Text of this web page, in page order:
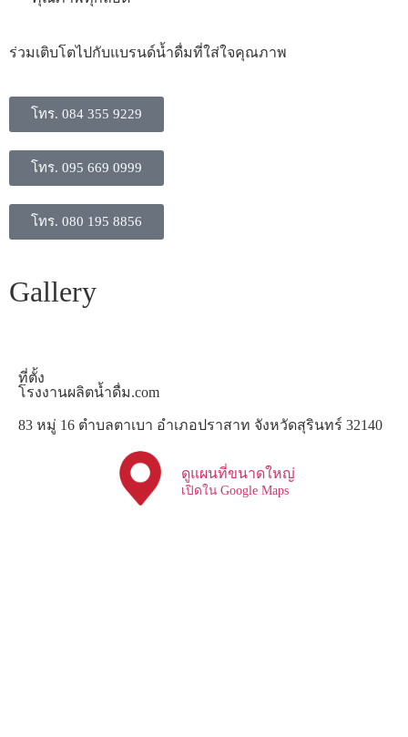
​ร่วมเติบโตไปกับแบรนด์น้ำดื่มที่ใส่ใจคุณภาพ
โทร. 084 355 9229
โทร. 095 669 0999
โทร. 080 195 8856
Gallery
ที่ตั้ง
โรงงานผลิตน้ำดื่ม.com
83 หมู่ 16 ตำบลตาเบา อำเภอปราสาท จังหวัดสุรินทร์ 32140
ดูแผนที่ขนาดใหญ่
เปิดใน Google Maps